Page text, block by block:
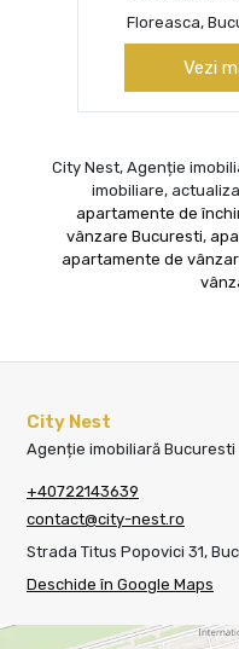
Floreasca,
Vezi
City Nest, Agenție
imobiliare,
apartamente de
vânzare Bucuresti,
apartamente de
City Nest
Agenție imobiliară Bucuresti
+40722143639
contact@city-nest.ro
Strada Titus Popovici 31,
Deschide în Google Maps